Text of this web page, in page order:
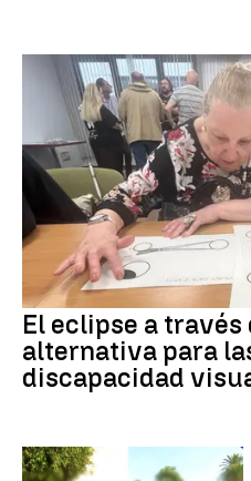
El eclipse a través
alternativa para
discapacidad